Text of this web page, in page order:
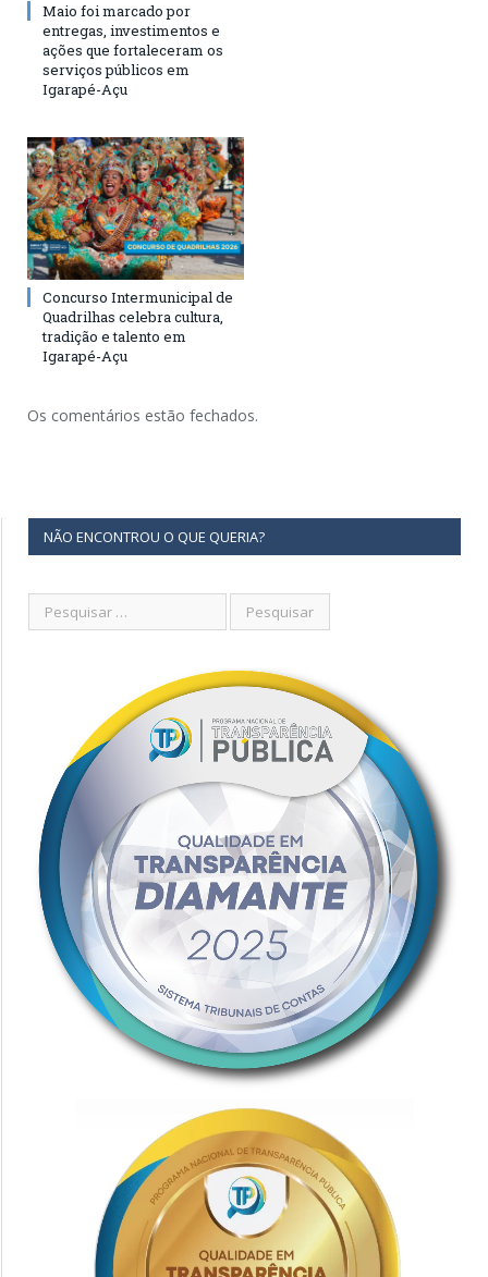
Maio foi marcado por
entregas, investimentos e
ações que fortaleceram os
serviços públicos em
Igarapé-Açu
Concurso Intermunicipal de
Quadrilhas celebra cultura,
tradição e talento em
Igarapé-Açu
Os comentários estão fechados.
NÃO ENCONTROU O QUE QUERIA?